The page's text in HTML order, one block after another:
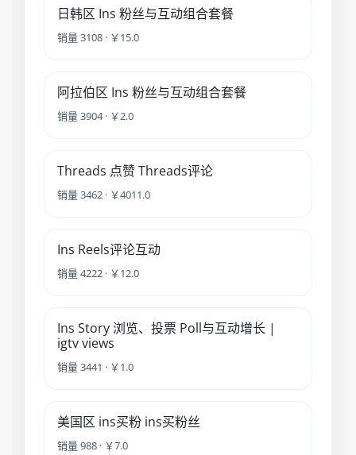
日韩区 Ins 粉丝与互动组合套餐
销量 3108 · ￥15.0
阿拉伯区 Ins 粉丝与互动组合套餐
销量 3904 · ￥2.0
Threads 点赞 Threads评论
销量 3462 · ￥4011.0
Ins Reels评论互动
销量 4222 · ￥12.0
Ins Story 浏览、投票 Poll与互动增长 |
igtv views
销量 3441 · ￥1.0
美国区 ins买粉 ins买粉丝
销量 988 · ￥7.0